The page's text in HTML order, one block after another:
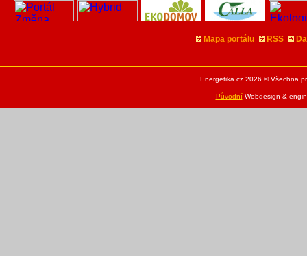
Mapa portálu RSS
Energetika.cz 2026 © Všechna
PůvodníWebdesign &